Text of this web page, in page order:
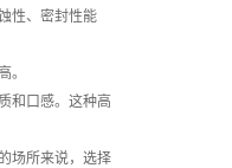
性、密封性能
。
和口感。这种高
场所来说，选择